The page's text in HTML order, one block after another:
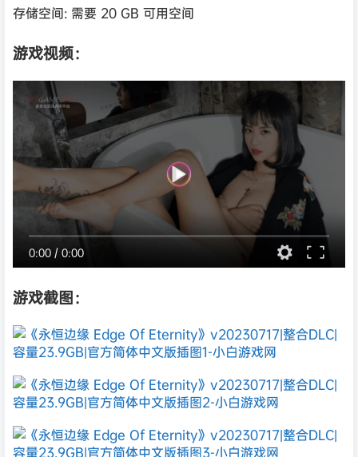
存储空间: 需要 20 GB 可用空间
游戏视频：
0:00 / 0:00
游戏截图：